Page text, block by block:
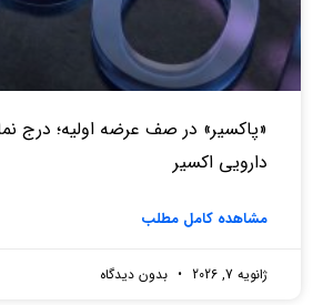
«پاکسیر» در صف عرضه اولیه؛
دارویی اکسیر
مشاهده کامل مطلب
ژانویه 7, 2026 بدون دیدگاه